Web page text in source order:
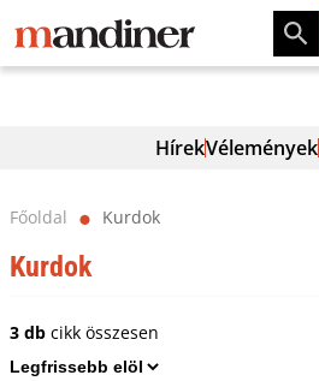
HírekVélemények
Főoldal ⬤ Kurdok
Kurdok
3 dbcikk összesen